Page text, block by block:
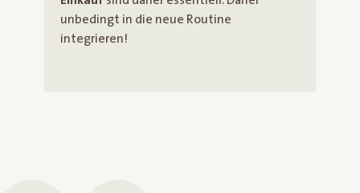
unbedingt in die neue Routine
integrieren!